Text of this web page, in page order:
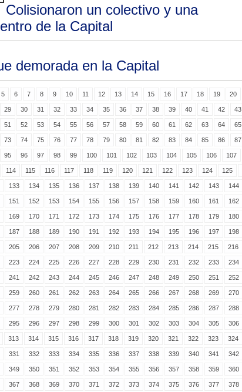
Colisionaron un colectivo y una
de la Capital
demorada en la Capital
5 6 7 8 9 10 11 12 13 14 15 16 17 18 19 20
29 30 31 32 33 34 35 36 37 38 39 40 41 42 43
51 52 53 54 55 56 57 58 59 60 61 62 63 64 65
73 74 75 76 77 78 79 80 81 82 83 84 85 86 87
95 96 97 98 99 100 101 102 103 104 105 106 107
114 115 116 117 118 119 120 121 122 123 124 125
133 134 135 136 137 138 139 140 141 142 143 144
151 152 153 154 155 156 157 158 159 160 161 162
169 170 171 172 173 174 175 176 177 178 179 180
187 188 189 190 191 192 193 194 195 196 197 198
205 206 207 208 209 210 211 212 213 214 215 216
223 224 225 226 227 228 229 230 231 232 233 234
241 242 243 244 245 246 247 248 249 250 251 252
259 260 261 262 263 264 265 266 267 268 269 270
277 278 279 280 281 282 283 284 285 286 287 288
295 296 297 298 299 300 301 302 303 304 305 306
313 314 315 316 317 318 319 320 321 322 323 324
331 332 333 334 335 336 337 338 339 340 341 342
349 350 351 352 353 354 355 356 357 358 359 360
367 368 369 370 371 372 373 374 375 376 377 378